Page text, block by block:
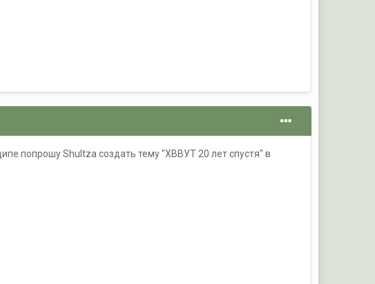
попрошу Shultza создать тему "ХВВУТ 20 лет спустя" в